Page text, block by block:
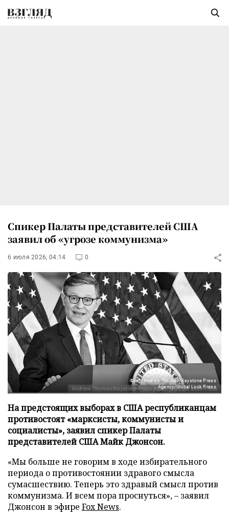
Спикер Палаты представителей США
заявил об «угрозе коммунизма»
6 июля 2026, 04:14 0
Фото: Andrew Thomas/Keystone Press
Agency/Global Look Press
На предстоящих выборах в США республиканцам
противостоят «марксисты, коммунисты и
социалисты», заявил спикер Палаты
представителей США Майк Джонсон.
«Мы больше не говорим в ходе избирательного
периода о противостоянии здравого смысла
сумасшествию. Теперь это здравый смысл против
коммунизма. И всем пора проснуться», – заявил
Джонсон в эфире Fox News.